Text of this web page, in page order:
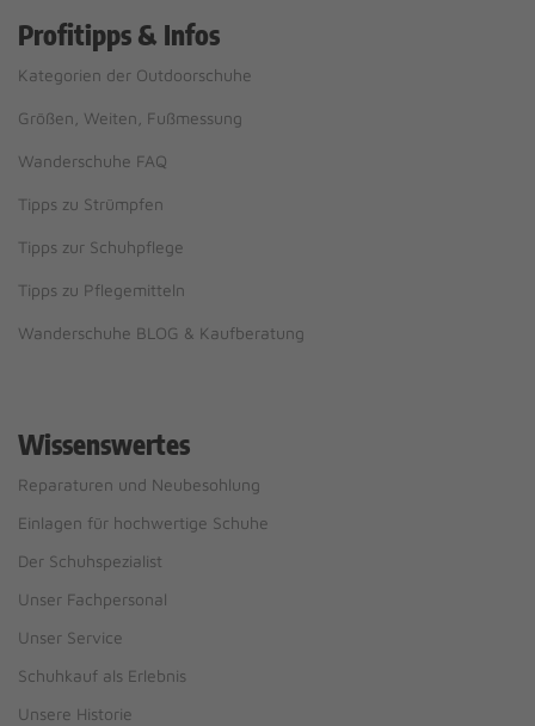
Profitipps & Infos
Kategorien der Outdoorschuhe
Größen, Weiten, Fußmessung
Wanderschuhe FAQ
Tipps zu Strümpfen
Tipps zur Schuhpflege
Tipps zu Pflegemitteln
Wanderschuhe BLOG & Kaufberatung
Wissenswertes
Reparaturen und Neubesohlung
Einlagen für hochwertige Schuhe
Der Schuhspezialist
Unser Fachpersonal
Unser Service
Schuhkauf als Erlebnis
Unsere Historie